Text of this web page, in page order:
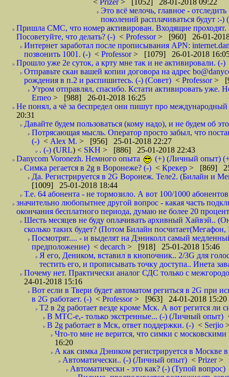
< Prizer> [1052] 28-01-2018 09:22
Это всё мелочь, главное -
поколений расплачиваться будут :-)
Пришла СМС, что номер активирован. Входящие проходят.
Посоветуйте, что делать? (-) < Professor> [960] 26-01-
Интернет заработал после прописывания APN:
позвонить 1001. (-) < Professor> [1079] 26-01-2018
Прошло уже 2е суток, а крту мне так и не активировали. (-)
Отправьте скан вашей копии договора на адрес
рождения в п.2 и распишитесь. (-) (Совет) < Professor>
Утром отправлял, спасибо. Кстати активировать уже.
Erneo > [988] 26-01-2018 16:25
Не понял, а чё за беспредел они пишут про
20:31
Давайте будем пользоваться (кому надо), и не будем об
Потрясающая мысль. Оператор просто забыл, что
(-) < Alex M. > [956] 25-01-2018 22:27
. (-) (URL) < SKH > [886] 25-01-2018 22:43
Danycom Voronezh. Немного опыта
(+) (Личный опыт)
Симка регается в 2g в Воронеже? (-) < Крекер > [869]
Да. Регистрируется в 2G Воронеж. Теле2. (Билайн и
[1009] 25-01-2018 18:44
Т.е. 64 абонента - не тормозило. А вот 100/1000
значительно любопытнее другой вопрос - какая часть
окончания бесплатного периода, думаю не более 20
Шесть месяцев не буду оплачивать архивный Хайвэй..
сколько таких будет? (Потом Билайн
Посмотрят.... - и выделят на Дэниколл самый
предположение) < decarch > [918] 25-01-2018 15:46
Я его, Деником, вставил в кнопочник.. 2/3G для
тестить его, и прописывать точку доступа.. Инета
Почему нет. Практически аналог СДС только с
24-01-2018 15:16
Вот если в Твери будет автоматом региться в 2G при
в 2G работает. (-) < Professor> [963] 24-01-2018 15:20
T2 в 2g работает везде кроме Мск. А вот регится
В МТС-е,- только экстренные... (-) (Личный опыт)
В 2g работает в Мск, ответ поддержки. (-) < Serjio
Что-то мне не верится, что симки с
16:20
А как симка Дэником регистрируется в Москве
Автоматически.. (-) (Личный опыт) < Prizer>
Автоматически - это как? (-) (Тупой вопрос)